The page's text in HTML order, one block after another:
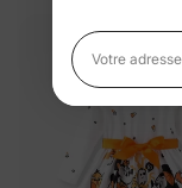
Votre
En vous